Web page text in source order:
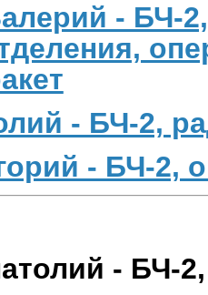
- БЧ-
- БЧ-2,
- БЧ-2,
- БЧ-